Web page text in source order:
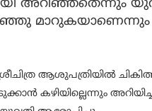
അറിഞ്ഞതെന്നും
മാറുകയാണെന്നും
ആശുപത്രിയിൽ
കഴിയില്ലെന്നും